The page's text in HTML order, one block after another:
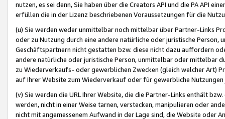
nutzen, es sei denn, Sie haben über die Creators API und die PA API
erfüllen die in der Lizenz beschriebenen Voraussetzungen für die
(u) Sie werden weder unmittelbar noch mittelbar über Partner-Links
oder zu Nutzung durch eine andere natürliche oder juristische
Geschäftspartnern nicht gestatten bzw. diese nicht dazu auffordern
andere natürliche oder juristische Person, unmittelbar oder mittelbar
zu Wiederverkaufs- oder gewerblichen Zwecken (gleich welcher Art)
auf Ihrer Website zum Wiederverkauf oder für gewerbliche
(v) Sie werden die URL Ihrer Website, die die Partner-Links enthält
werden, nicht in einer Weise tarnen, verstecken, manipulieren oder
nicht mit angemessenem Aufwand in der Lage sind, die Website oder